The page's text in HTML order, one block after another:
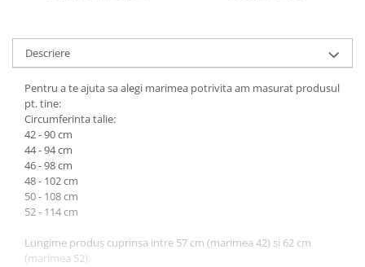
Descriere
Pentru a te ajuta sa alegi marimea potrivita am masurat produsul
pt. tine:
Circumferinta talie:
42 - 90 cm
44 - 94 cm
46 - 98 cm
48 - 102 cm
50 - 108 cm
52 - 114 cm
Lungime produs cuprinsa intre 57 cm (marimea 42) si 62 cm
(marimea 52).